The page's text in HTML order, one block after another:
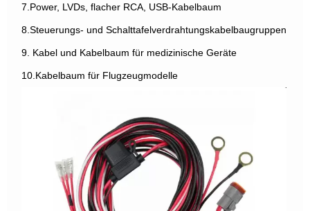
7.Power, LVDs, flacher RCA, USB-Kabelbaum
8.Steuerungs- und Schalttafelverdrahtungskabelbaugruppen
9. Kabel und Kabelbaum für medizinische Geräte
10.Kabelbaum für Flugzeugmodelle